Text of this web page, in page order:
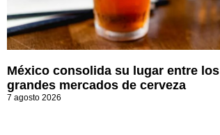
México consolida su lugar entre los
grandes mercados de cerveza
7 agosto 2026